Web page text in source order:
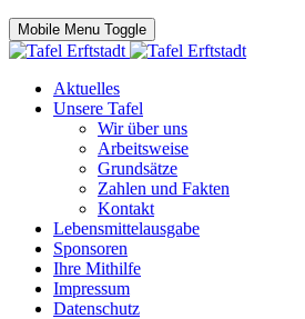
Mobile Menu Toggle
Aktuelles
Unsere Tafel
Wir über uns
Arbeitsweise
Grundsätze
Zahlen und Fakten
Kontakt
Lebensmittelausgabe
Sponsoren
Ihre Mithilfe
Impressum
Datenschutz